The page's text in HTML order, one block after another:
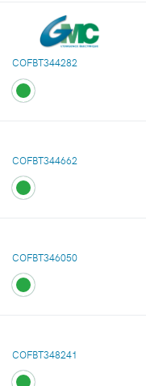
COFBT344282
COFBT344662
COFBT346050
COFBT348241